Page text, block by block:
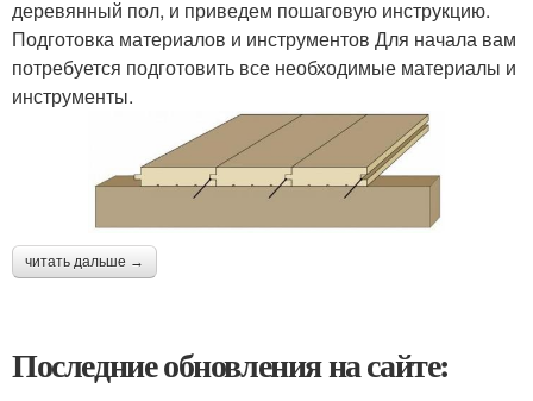
деревянный пол, и приведем пошаговую инструкцию.
Подготовка материалов и инструментов Для начала вам
потребуется подготовить все необходимые материалы и
инструменты.
читать дальше →
Последние обновления на сайте: